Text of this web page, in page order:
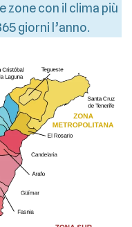
zone con il clima più
giorni l’anno.